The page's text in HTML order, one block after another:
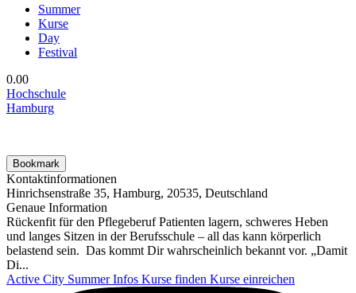
Summer
Kurse
Day
Festival
0.00
Hochschule
Hamburg
Bookmark
Kontaktinformationen
Hinrichsenstraße 35, Hamburg, 20535, Deutschland
Genaue Information
Rückenfit für den Pflegeberuf Patienten lagern, schweres Heben
und langes Sitzen in der Berufsschule – all das kann körperlich
belastend sein. Das kommt Dir wahrscheinlich bekannt vor. „Damit
Di...
Active City SummerInfos Kurse finden Kurse einreichen